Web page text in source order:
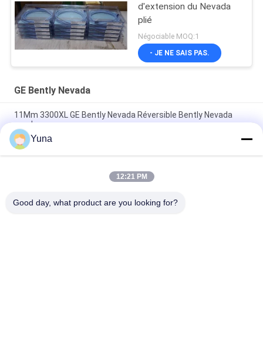
d'extension du Nevada
plié
Négociable MOQ:1
- JE NE SAIS PAS.
GE Bently Nevada
11Mm 3300XL GE Bently Nevada Réversible Bently Nevada
sonde
50 mm 3300XL Bently Nevada Proximité sonde 330709-000-
050-10-02-00
8.0 Mètre 3300 XL 11Mm GE Bently Nevada Vibration Probe
Yuna
12:21 PM
Good day, what product are you looking for?